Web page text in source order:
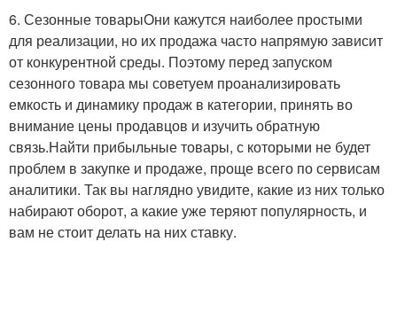
6. Сезонные товарыОни кажутся наиболее простыми
для реализации, но их продажа часто напрямую зависит
от конкурентной среды. Поэтому перед запуском
сезонного товара мы советуем проанализировать
емкость и динамику продаж в категории, принять во
внимание цены продавцов и изучить обратную
связь.Найти прибыльные товары, с которыми не будет
проблем в закупке и продаже, проще всего по сервисам
аналитики. Так вы наглядно увидите, какие из них только
набирают оборот, а какие уже теряют популярность, и
вам не стоит делать на них ставку.